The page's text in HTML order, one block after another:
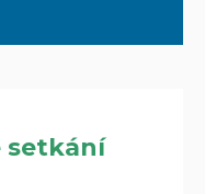
setkání